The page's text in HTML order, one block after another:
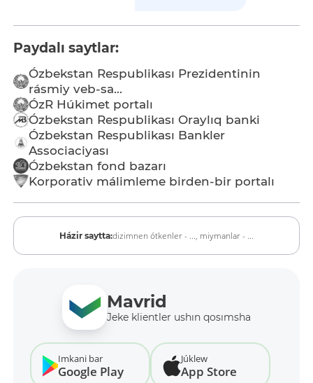
Paydalı saytlar:
Ózbekstan Respublikası Prezidentinin
rásmiy veb-sa...
ÓzR Húkimet portalı
Ózbekstan Respublikası Oraylıq banki
Ózbekstan Respublikası Bankler
Associaciyası
Ózbekstan fond bazarı
Korporativ málimleme birden-bir portalı
Házir saytta:dizimnen ótkenler - ..., miymanlar - ...
Mavrid
Jeke klientler ushın qosımsha
Imkani bar
Google Play
Júklew
App Store